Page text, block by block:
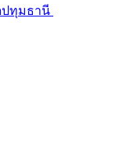
ปทุมธานี